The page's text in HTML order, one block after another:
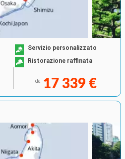
Servizio personalizzato
Ristorazione raffinata
da 17 339 €